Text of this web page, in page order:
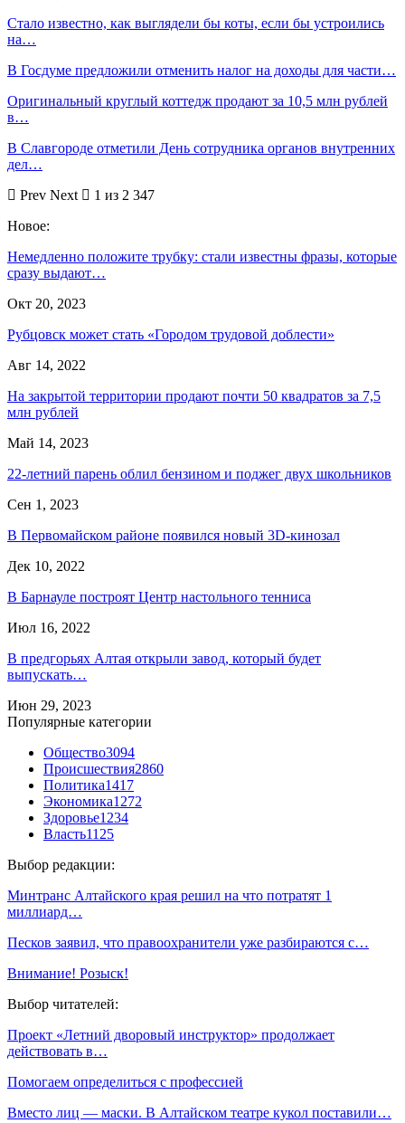
Стало известно, как выглядели бы коты, если бы устроились
на…
В Госдуме предложили отменить налог на доходы для части…
Оригинальный круглый коттедж продают за 10,5 млн рублей
в…
В Славгороде отметили День сотрудника органов внутренних
дел…
Prev Next
1 из 2 347
Новое:
Немедленно положите трубку: стали известны фразы, которые
сразу выдают…
Окт 20, 2023
Рубцовск может стать «Городом трудовой доблести»
Авг 14, 2022
На закрытой территории продают почти 50 квадратов за 7,5
млн рублей
Май 14, 2023
22-летний парень облил бензином и поджег двух школьников
Сен 1, 2023
В Первомайском районе появился новый 3D-кинозал
Дек 10, 2022
В Барнауле построят Центр настольного тенниса
Июл 16, 2022
В предгорьях Алтая открыли завод, который будет
выпускать…
Июн 29, 2023
Популярные категории
Общество3094
Происшествия2860
Политика1417
Экономика1272
Здоровье1234
Власть1125
Выбор редакции:
Минтранс Алтайского края решил на что потратят 1
миллиард…
Песков заявил, что правоохранители уже разбираются с…
Внимание! Розыск!
Выбор читателей:
Проект «Летний дворовый инструктор» продолжает
действовать в…
Помогаем определиться с профессией
Вместо лиц — маски. В Алтайском театре кукол поставили…